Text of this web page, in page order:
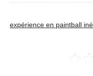
expérience en paintball